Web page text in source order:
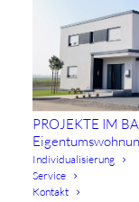
PROJEKTE IM
Individualisierung
Service
Kontakt
UND